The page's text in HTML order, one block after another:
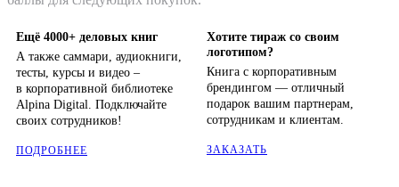
Ещё 4000+ деловых книг
А также саммари, аудиокниги,
тесты, курсы и видео –
в корпоративной библиотеке
Alpina Digital. Подключайте
своих сотрудников!
ПОДРОБНЕЕ
Хотите тираж со своим
логотипом?
Книга с корпоративным
брендингом — отличный
подарок вашим партнерам,
сотрудникам и клиентам.
ЗАКАЗАТЬ